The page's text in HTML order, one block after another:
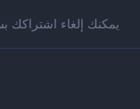
يمكنك إلغاء